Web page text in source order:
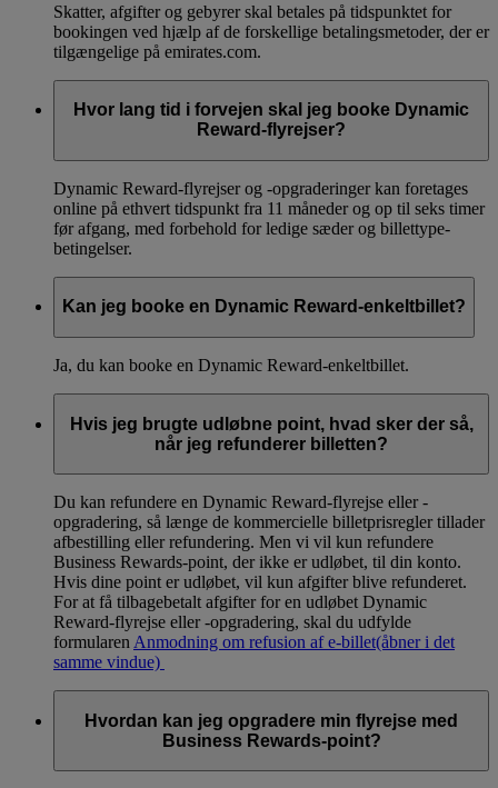
Skatter, afgifter og gebyrer skal betales på tidspunktet for
bookingen ved hjælp af de forskellige betalingsmetoder, der er
tilgængelige på emirates.com.
Hvor lang tid i forvejen skal jeg booke Dynamic
Reward-flyrejser?
Dynamic Reward-flyrejser og -opgraderinger kan foretages
online på ethvert tidspunkt fra 11 måneder og op til seks timer
før afgang, med forbehold for ledige sæder og billettype-
betingelser.
Kan jeg booke en Dynamic Reward-enkeltbillet?
Ja, du kan booke en Dynamic Reward-enkeltbillet.
Hvis jeg brugte udløbne point, hvad sker der så,
når jeg refunderer billetten?
Du kan refundere en Dynamic Reward-flyrejse eller -
opgradering, så længe de kommercielle billetprisregler tillader
afbestilling eller refundering. Men vi vil kun refundere
Business Rewards-point, der ikke er udløbet, til din konto.
Hvis dine point er udløbet, vil kun afgifter blive refunderet.
For at få tilbagebetalt afgifter for en udløbet Dynamic
Reward-flyrejse eller -opgradering, skal du udfylde
formularen Anmodning om refusion af e-billet(åbner i det
samme vindue)
Hvordan kan jeg opgradere min flyrejse med
Business Rewards-point?